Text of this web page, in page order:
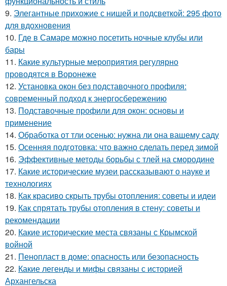
9. Элегантные прихожие с нишей и подсветкой: 295 фото
для вдохновения
10. Где в Самаре можно посетить ночные клубы или
бары
11. Какие культурные мероприятия регулярно
проводятся в Воронеже
12. Установка окон без подставочного профиля:
современный подход к энергосбережению
13. Подставочные профили для окон: основы и
применение
14. Обработка от тли осенью: нужна ли она вашему саду
15. Осенняя подготовка: что важно сделать перед зимой
16. Эффективные методы борьбы с тлей на смородине
17. Какие исторические музеи рассказывают о науке и
технологиях
18. Как красиво скрыть трубы отопления: советы и идеи
19. Как спрятать трубы отопления в стену: советы и
рекомендации
20. Какие исторические места связаны с Крымской
войной
21. Пенопласт в доме: опасность или безопасность
22. Какие легенды и мифы связаны с историей
Архангельска